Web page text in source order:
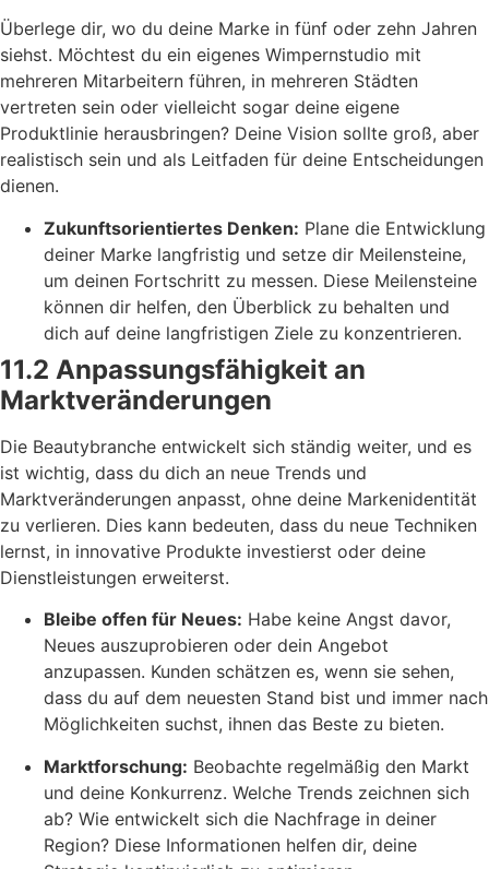
Überlege dir, wo du deine Marke in fünf oder zehn Jahren
siehst. Möchtest du ein eigenes Wimpernstudio mit
mehreren Mitarbeitern führen, in mehreren Städten
vertreten sein oder vielleicht sogar deine eigene
Produktlinie herausbringen? Deine Vision sollte groß, aber
realistisch sein und als Leitfaden für deine Entscheidungen
dienen.
Zukunftsorientiertes Denken: Plane die Entwicklung
deiner Marke langfristig und setze dir Meilensteine,
um deinen Fortschritt zu messen. Diese Meilensteine
können dir helfen, den Überblick zu behalten und
dich auf deine langfristigen Ziele zu konzentrieren.
11.2 Anpassungsfähigkeit an
Marktveränderungen
Die Beautybranche entwickelt sich ständig weiter, und es
ist wichtig, dass du dich an neue Trends und
Marktveränderungen anpasst, ohne deine Markenidentität
zu verlieren. Dies kann bedeuten, dass du neue Techniken
lernst, in innovative Produkte investierst oder deine
Dienstleistungen erweiterst.
Bleibe offen für Neues: Habe keine Angst davor,
Neues auszuprobieren oder dein Angebot
anzupassen. Kunden schätzen es, wenn sie sehen,
dass du auf dem neuesten Stand bist und immer nach
Möglichkeiten suchst, ihnen das Beste zu bieten.
Marktforschung: Beobachte regelmäßig den Markt
und deine Konkurrenz. Welche Trends zeichnen sich
ab? Wie entwickelt sich die Nachfrage in deiner
Region? Diese Informationen helfen dir, deine